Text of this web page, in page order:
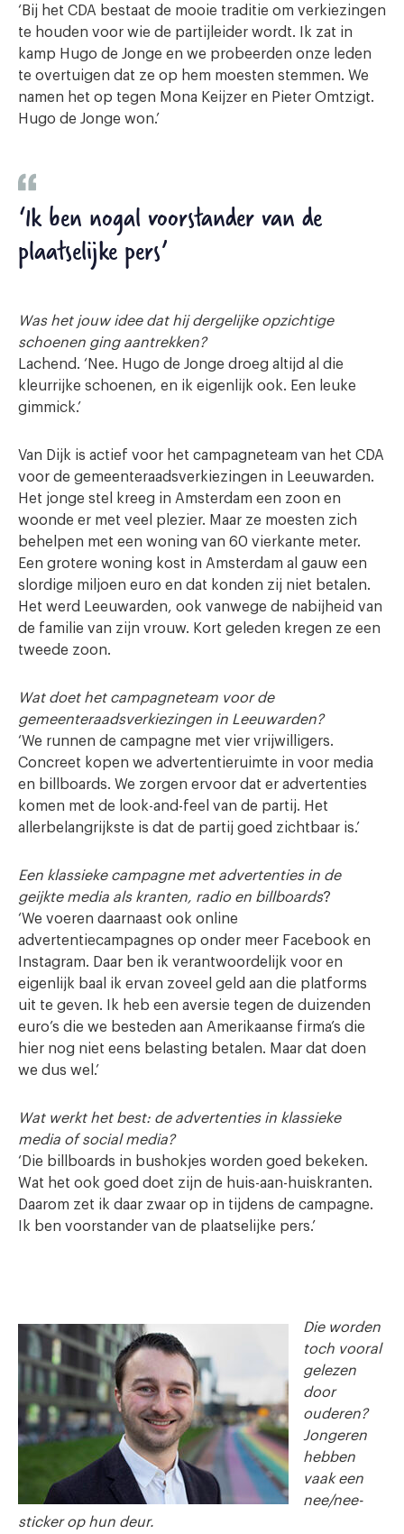
‘Bij het CDA bestaat de mooie traditie om verkiezingen
te houden voor wie de partijleider wordt. Ik zat in
kamp Hugo de Jonge en we probeerden onze leden
te overtuigen dat ze op hem moesten stemmen. We
namen het op tegen Mona Keijzer en Pieter Omtzigt.
Hugo de Jonge won.’
‘Ik ben nogal voorstander van de
plaatselijke pers’
Was het jouw idee dat hij dergelijke opzichtige
schoenen ging aantrekken?
Lachend. ‘Nee. Hugo de Jonge droeg altijd al die
kleurrijke schoenen, en ik eigenlijk ook. Een leuke
gimmick.’
Van Dijk is actief voor het campagneteam van het CDA
voor de gemeenteraadsverkiezingen in Leeuwarden.
Het jonge stel kreeg in Amsterdam een zoon en
woonde er met veel plezier. Maar ze moesten zich
behelpen met een woning van 60 vierkante meter.
Een grotere woning kost in Amsterdam al gauw een
slordige miljoen euro en dat konden zij niet betalen.
Het werd Leeuwarden, ook vanwege de nabijheid van
de familie van zijn vrouw. Kort geleden kregen ze een
tweede zoon.
Wat doet het campagneteam voor de
gemeenteraadsverkiezingen in Leeuwarden?
‘We runnen de campagne met vier vrijwilligers.
Concreet kopen we advertentieruimte in voor media
en billboards. We zorgen ervoor dat er advertenties
komen met de look-and-feel van de partij. Het
allerbelangrijkste is dat de partij goed zichtbaar is.’
Een klassieke campagne met advertenties in de
geijkte media als kranten, radio en billboards?
‘We voeren daarnaast ook online
advertentiecampagnes op onder meer Facebook en
Instagram. Daar ben ik verantwoordelijk voor en
eigenlijk baal ik ervan zoveel geld aan die platforms
uit te geven. Ik heb een aversie tegen de duizenden
euro’s die we besteden aan Amerikaanse firma’s die
hier nog niet eens belasting betalen. Maar dat doen
we dus wel.’
Wat werkt het best: de advertenties in klassieke
media of social media?
‘Die billboards in bushokjes worden goed bekeken.
Wat het ook goed doet zijn de huis-aan-huiskranten.
Daarom zet ik daar zwaar op in tijdens de campagne.
Ik ben voorstander van de plaatselijke pers.’
Die worden
toch vooral
gelezen
door
ouderen?
Jongeren
hebben
vaak een
nee/nee-
sticker op hun deur.